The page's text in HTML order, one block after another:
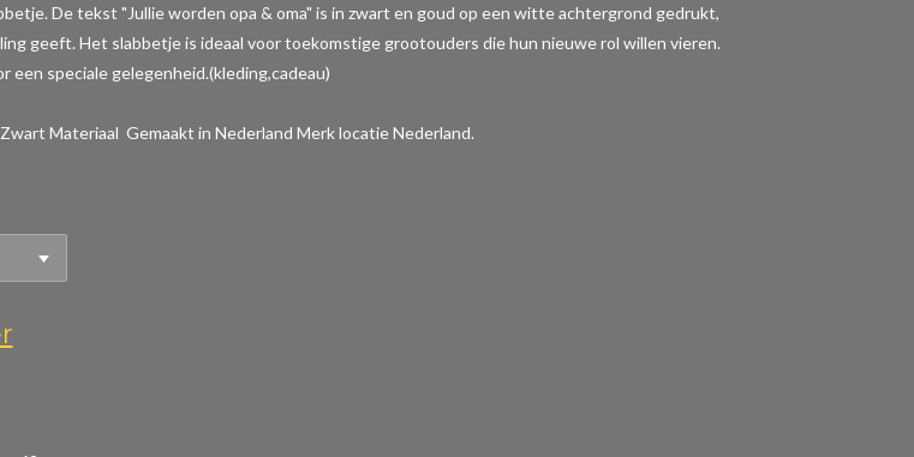
De tekst "Jullie worden opa & oma" is in zwart en goud op een witte achtergrond gedrukt,
geeft. Het slabbetje is ideaal voor toekomstige grootouders die hun nieuwe rol willen vieren.
een speciale gelegenheid.(kleding,cadeau)
Materiaal Gemaakt in Nederland Merk locatie Nederland.